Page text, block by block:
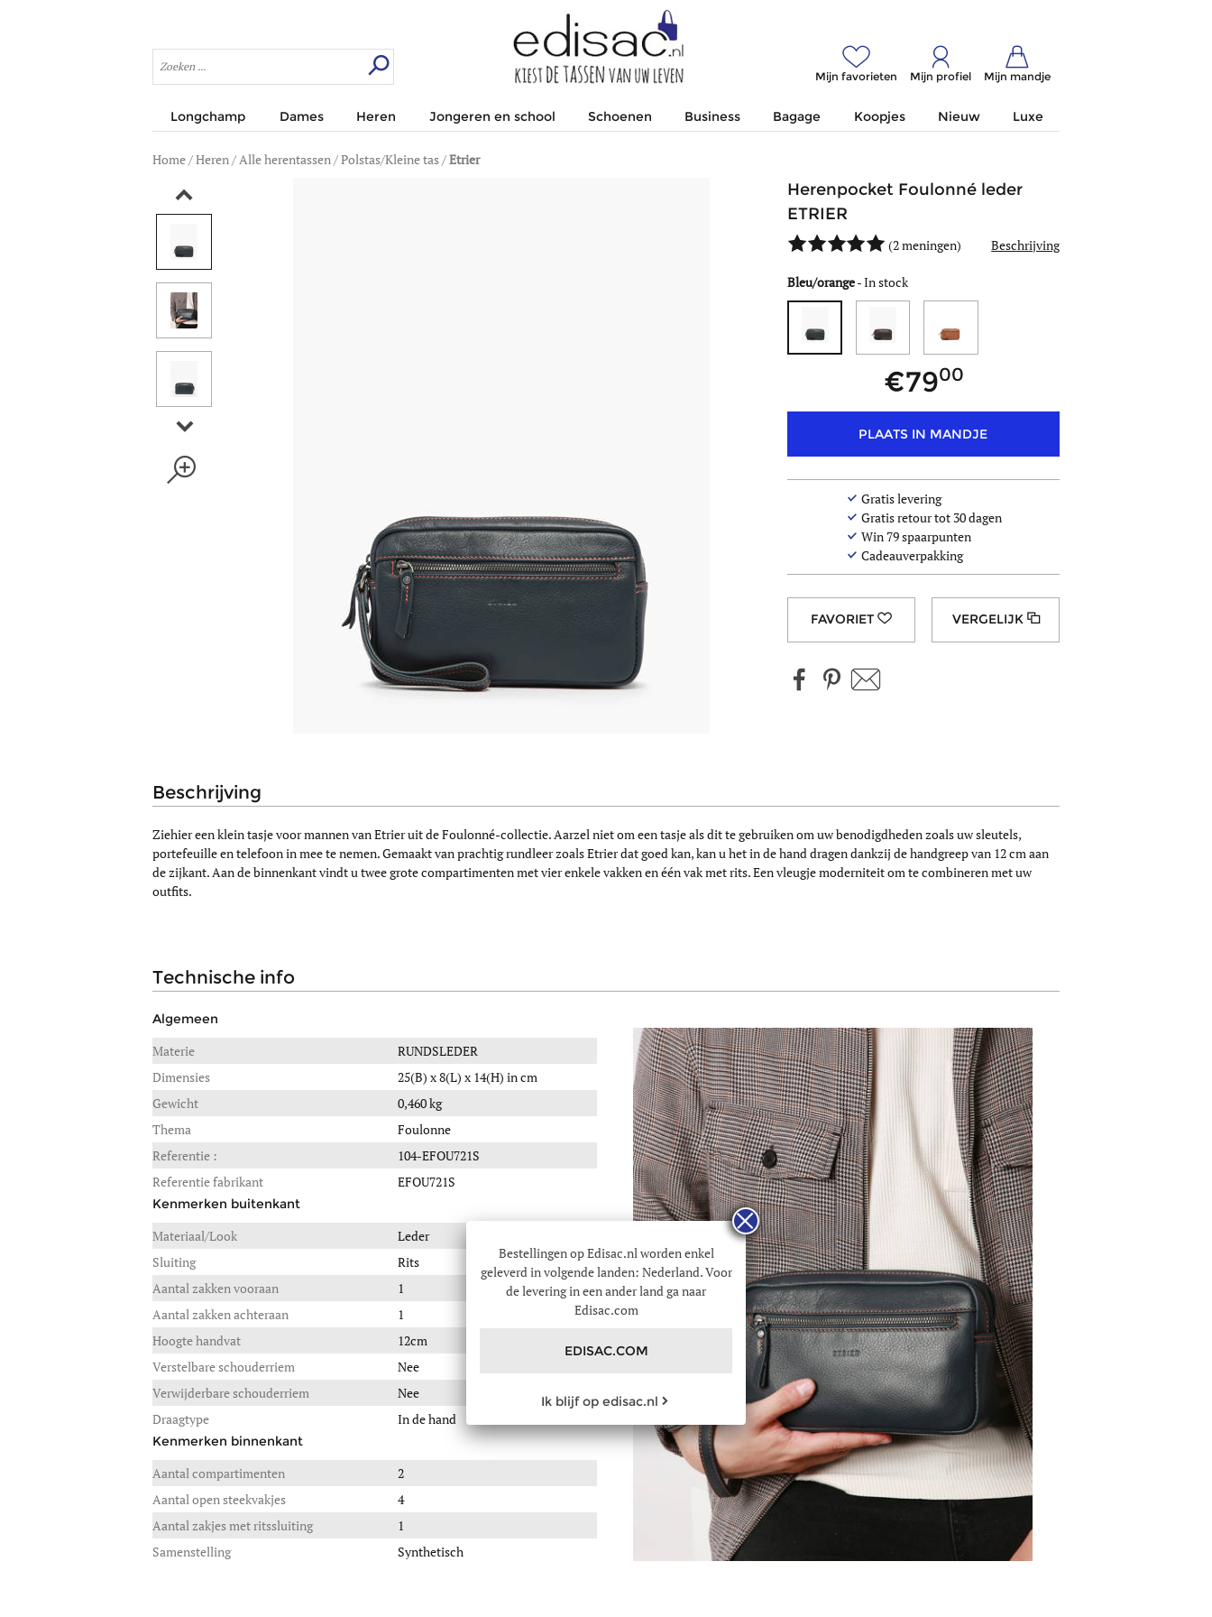
Mijn favorieten Mijn profiel Mijn mandje
Longchamp Dames Heren Jongeren en school Schoenen Business Bagage Koopjes Nieuw Luxe
Home/Heren/Alle herentassen/Polstas/Kleine tas/Etrier
Herenpocket Foulonné leder
ETRIER
(2 meningen) Beschrijving
Bleu/orange-In stock
7900
PLAATS IN MANDJE
Gratis levering
Gratis retour tot 30 dagen
Win 79spaarpunten
Cadeauverpakking
VERGELIJK
beschrijving
Ziehier een klein tasje voor mannen van Etrier uit de Foulonné-collectie. Aarzel niet om een tasje als dit te gebruiken om uw benodigdheden zoals uw sleutels,
portefeuille en telefoon in mee te nemen. Gemaakt van prachtig rundleer zoals Etrier dat goed kan, kan u het in de hand dragen dankzij de handgreep van 12 cm aan
de zijkant. Aan de binnenkant vindt u twee grote compartimenten met vier enkele vakken en één vak met rits. Een vleugje moderniteit om te combineren met uw
outfits.
technische info
Algemeen
Materie
RUNDSLEDER
Dimensies
25(B) x 8(L) x 14(H) in cm
Gewicht
0,460 kg
Thema
Foulonne
Referentie :
104-EFOU721S
Referentie fabrikant
EFOU721S
Kenmerken buitenkant
Materiaal/Look
Leder
Sluiting
Rits
Aantal zakken vooraan
1
Aantal zakken achteraan
1
Hoogte handvat
12cm
Verstelbare schouderriem
Nee
Verwijderbare schouderriem
Nee
Draagtype
In de hand
Kenmerken binnenkant
Aantal compartimenten
2
Aantal open steekvakjes
4
Aantal zakjes met ritssluiting
1
Samenstelling
Synthetisch
Bestellingen op Edisac.nl worden enkel
geleverd in volgende landen: Nederland. Voor
de levering in een ander land ga naar
Edisac.com
EDISAC.COM
Ik blijf op edisac.nl